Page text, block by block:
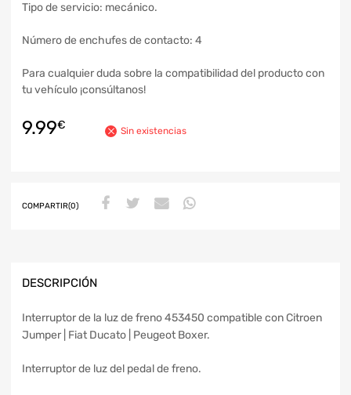
Tipo de servicio: mecánico.
Número de enchufes de contacto: 4
Para cualquier duda sobre la compatibilidad del producto con
tu vehículo ¡consúltanos!
9.99€ Sin existencias
COMPARTIR(0)
DESCRIPCIÓN
Interruptor de la luz de freno 453450 compatible con Citroen
Jumper | Fiat Ducato | Peugeot Boxer.
Interruptor de luz del pedal de freno.